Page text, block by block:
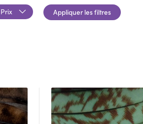
Prix Appliquer les filtres